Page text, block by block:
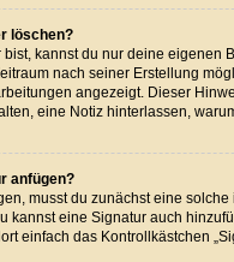
löschen?
kannst du nur deine
nach seiner Erstellung
angezeigt. Dieser
eine Notiz hinterlassen,
anfügen?
musst du zunächst eine
kannst eine Signatur auch
einfach das Kontrollkästchen